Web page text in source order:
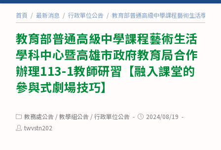
首頁 / 最新消息 / 行政單位公告 / 教育部普通高級中學課程藝術生活學科
教育部普通高級中學課程藝術生活
學科中心暨高雄市政府教育局合作
辦理113-1教師研習【融入課堂的
參與式劇場技巧】
Post
category:
教務處公告 /教學組公告 /行政單位公告
Post2024/08/19
Posttwvstn202